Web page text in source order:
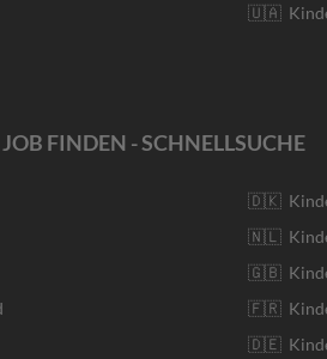
🇺🇦
JOB FINDEN - SCHNELLSUCHE
🇩🇰
🇳🇱
🇬🇧
🇫🇷
🇩🇪